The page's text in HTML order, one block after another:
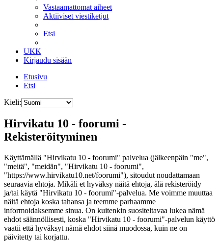
Vastaamattomat aiheet
Aktiiviset viestiketjut
Etsi
UKK
Kirjaudu sisään
Etusivu
Etsi
Kieli:
Hirvikatu 10 - foorumi -
Rekisteröityminen
Käyttämällä "Hirvikatu 10 - foorumi" palvelua (jälkeenpäin "me",
"meitä", "meidän", "Hirvikatu 10 - foorumi",
"https://www.hirvikatu10.net/foorumi"), sitoudut noudattamaan
seuraavia ehtoja. Mikäli et hyväksy näitä ehtoja, älä rekisteröidy
ja/tai käytä "Hirvikatu 10 - foorumi"-palvelua. Me voimme muuttaa
näitä ehtoja koska tahansa ja teemme parhaamme
informoidaksemme sinua. On kuitenkin suositeltavaa lukea nämä
ehdot säännöllisesti, koska "Hirvikatu 10 - foorumi"-palvelun käyttö
vaatii että hyväksyt nämä ehdot siinä muodossa, kuin ne on
päivitetty tai korjattu.